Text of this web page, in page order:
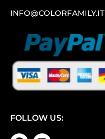
INFO@COLORFAMILY.IT
FOLLOW US: